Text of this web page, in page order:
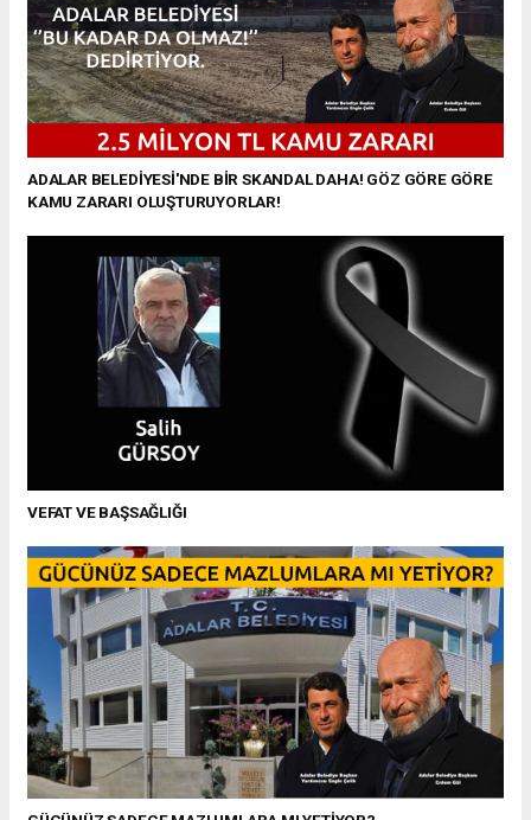
ADALAR BELEDİYESİ'NDE BİR SKANDAL DAHA! GÖZ GÖRE GÖRE
KAMU ZARARI OLUŞTURUYORLAR!
VEFAT VE BAŞSAĞLIĞI